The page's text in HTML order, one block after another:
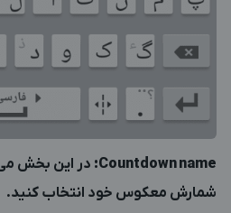
Countdown name
: در این بخش
شمارش معکوس خود انتخاب کنید.